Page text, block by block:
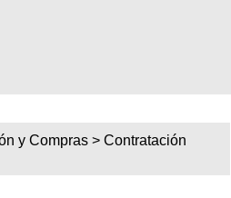
y Compras >Contratación